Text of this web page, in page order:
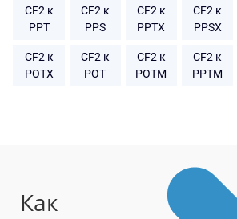
CF2 к
PPT
CF2 к
PPS
CF2 к
PPTX
CF2 к
PPSX
CF2 к
POTX
CF2 к
POT
CF2 к
POTM
CF2 к
PPTM
Как